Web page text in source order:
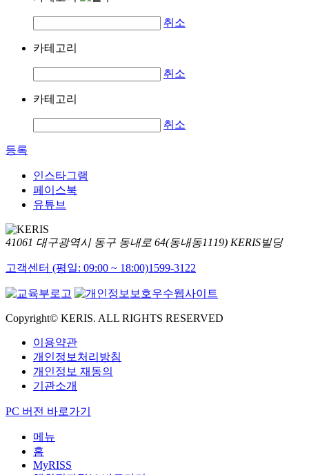
취소
카테고리
취소
카테고리
취소
등록
인스타그램
페이스북
유튜브
41061 대구광역시 동구 동내로 64(동내동1119) KERIS빌딩
고객센터 (평일: 09:00 ~ 18:00)1599-3122
Copyright© KERIS. ALL RIGHTS RESERVED
이용약관
개인정보처리방침
개인정보 재동의
기관소개
PC 버전 바로가기
메뉴
홈
MyRISS